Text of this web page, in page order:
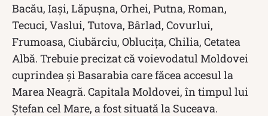
Bacău, Iași, Lăpușna, Orhei, Putna, Roman,
Tecuci, Vaslui, Tutova, Bârlad, Covurlui,
Frumoasa, Ciubărciu, Oblucița, Chilia, Cetatea
Albă. Trebuie precizat că voievodatul Moldovei
cuprindea și Basarabia care făcea accesul la
Marea Neagră. Capitala Moldovei, în timpul lui
Ștefan cel Mare, a fost situată la Suceava.